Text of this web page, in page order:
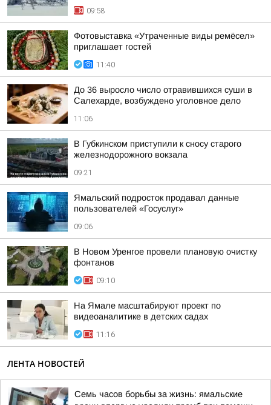
09:58
Фотовыставка «Утраченные виды ремёсел»
приглашает гостей
11:40
До 36 выросло число отравившихся суши в
Салехарде, возбуждено уголовное дело
11:06
В Губкинском приступили к сносу старого
железнодорожного вокзала
09:21
Ямальский подросток продавал данные
пользователей «Госуслуг»
09:06
В Новом Уренгое провели плановую очистку
фонтанов
09:10
На Ямале масштабируют проект по
видеоаналитике в детских садах
11:16
ЛЕНТА НОВОСТЕЙ
Семь часов борьбы за жизнь: ямальские